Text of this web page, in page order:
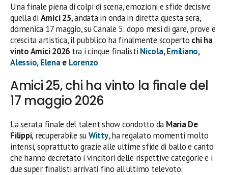
Una finale piena di colpi di scena, emozioni e sfide decisive
quella di Amici 25, andata in onda in diretta questa sera,
domenica 17 maggio, su Canale 5: dopo mesi di gare, prove e
crescita artistica, il pubblico ha finalmente scoperto chi ha
vinto Amici 2026 tra i cinque finalisti Nicola,Emiliano,
Alessio,Elenae Lorenzo.
Amici 25, chi ha vinto la finale del
17 maggio 2026
La serata finale del talent show condotto da Maria De
Filippi, recuperabile suWitty, ha regalato momenti molto
intensi, soprattutto grazie alle ultime sfide di ballo e canto
che hanno decretato i vincitori delle rispettive categorie e i
due super finalisti arrivati fino all’ultimo televoto.